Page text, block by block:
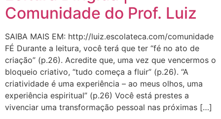
Comunidade do Prof. Luiz
SAIBA MAIS EM: http://luiz.escolateca.com/comunidade
FÉ Durante a leitura, você terá que ter “fé no ato de
criação” (p.26). Acredite que, uma vez que vencermos o
bloqueio criativo, “tudo começa a fluir” (p.26). “A
criatividade é uma experiência – ao meus olhos, uma
experiência espiritual” (p.26) Você está prestes a
vivenciar uma transformação pessoal nas próximas […]